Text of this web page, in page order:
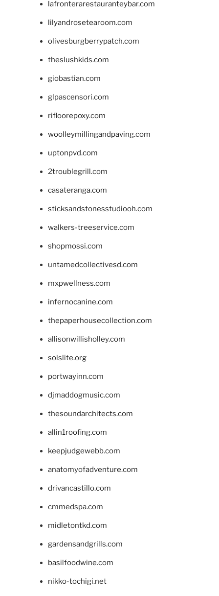
lafronterarestauranteybar.com
lilyandrosetearoom.com
olivesburgberrypatch.com
theslushkids.com
giobastian.com
glpascensori.com
rifloorepoxy.com
woolleymillingandpaving.com
uptonpvd.com
2troublegrill.com
casateranga.com
sticksandstonesstudiooh.com
walkers-treeservice.com
shopmossi.com
untamedcollectivesd.com
mxpwellness.com
infernocanine.com
thepaperhousecollection.com
allisonwillisholley.com
solslite.org
portwayinn.com
djmaddogmusic.com
thesoundarchitects.com
allin1roofing.com
keepjudgewebb.com
anatomyofadventure.com
drivancastillo.com
cmmedspa.com
midletontkd.com
gardensandgrills.com
basilfoodwine.com
nikko-tochigi.net